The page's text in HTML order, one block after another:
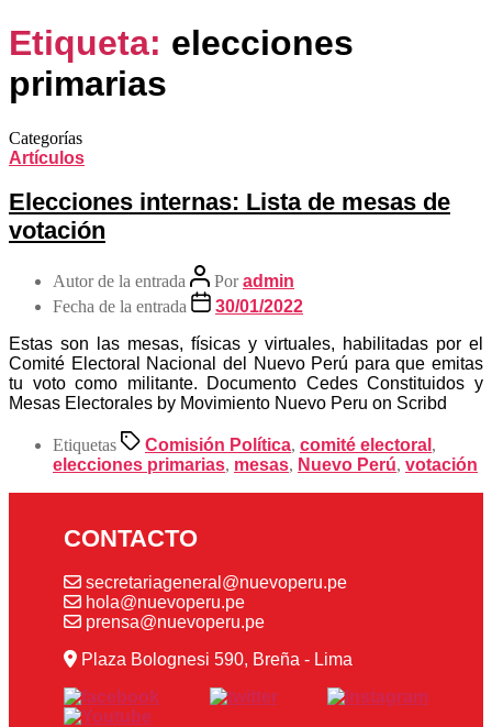
Etiqueta: elecciones
primarias
Categorías
Artículos
Elecciones internas: Lista de mesas de
votación
Autor de la entrada Poradmin
Fecha de la entrada
30/01/2022
Estas son las mesas, físicas y virtuales, habilitadas por el
Comité Electoral Nacional del Nuevo Perú para que emitas
tu voto como militante. Documento Cedes Constituidos y
Mesas Electorales by Movimiento Nuevo Peru on Scribd
Etiquetas Comisión Política, comité electoral ,
elecciones primarias, mesas, Nuevo Perú, votación
CONTACTO
secretariageneral@nuevoperu.pe
hola@nuevoperu.pe
prensa@nuevoperu.pe
Plaza Bolognesi 590, Breña - Lima